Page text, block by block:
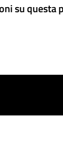
su questa